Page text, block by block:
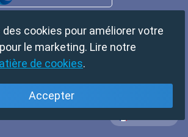
cookies pour améliorer votre
le marketing. Lire notre
de cookies.
Accepter